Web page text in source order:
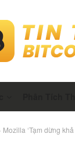
Mozilla ‘Tạm dừng